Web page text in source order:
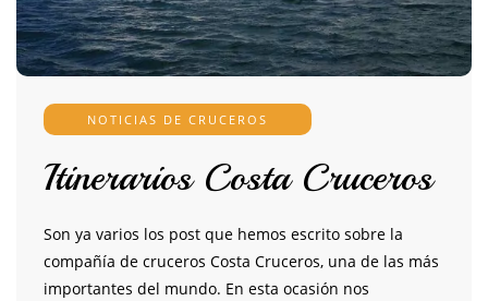
NOTICIAS DE CRUCEROS
Itinerarios Costa Cruceros
Son ya varios los post que hemos escrito sobre la
compañía de cruceros Costa Cruceros, una de las más
importantes del mundo. En esta ocasión nos